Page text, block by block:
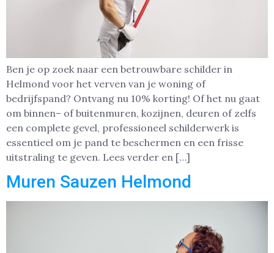
Ben je op zoek naar een betrouwbare schilder in
Helmond voor het verven van je woning of
bedrijfspand? Ontvang nu 10% korting! Of het nu gaat
om binnen– of buitenmuren, kozijnen, deuren of zelfs
een complete gevel, professioneel schilderwerk is
essentieel om je pand te beschermen en een frisse
uitstraling te geven. Lees verder en […]
Muren Sauzen Helmond